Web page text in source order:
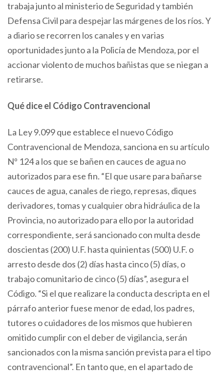
trabaja junto al ministerio de Seguridad y también
Defensa Civil para despejar las márgenes de los ríos. Y
a diario se recorren los canales y en varias
oportunidades junto a la Policía de Mendoza, por el
accionar violento de muchos bañistas que se niegan a
retirarse.
Qué dice el Código Contravencional
La Ley 9.099 que establece el nuevo Código
Contravencional de Mendoza, sanciona en su artículo
Nº 124 a los que se bañen en cauces de agua no
autorizados para ese fin. “El que usare para bañarse
cauces de agua, canales de riego, represas, diques
derivadores, tomas y cualquier obra hidráulica de la
Provincia, no autorizado para ello por la autoridad
correspondiente, será sancionado con multa desde
doscientas (200) U.F. hasta quinientas (500) U.F. o
arresto desde dos (2) días hasta cinco (5) días, o
trabajo comunitario de cinco (5) días”, asegura el
Código. “Si el que realizare la conducta descripta en el
párrafo anterior fuese menor de edad, los padres,
tutores o cuidadores de los mismos que hubieren
omitido cumplir con el deber de vigilancia, serán
sancionados con la misma sanción prevista para el tipo
contravencional”. En tanto que, en el apartado de